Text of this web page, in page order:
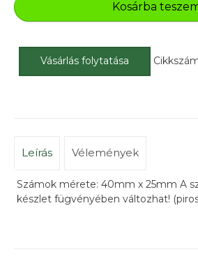
műanyag
Kosárba
Vásárlás folytatása
Leírás Vélemények
Számok mérete: 40mm x 25mm A
készlet fügvényében változhat!